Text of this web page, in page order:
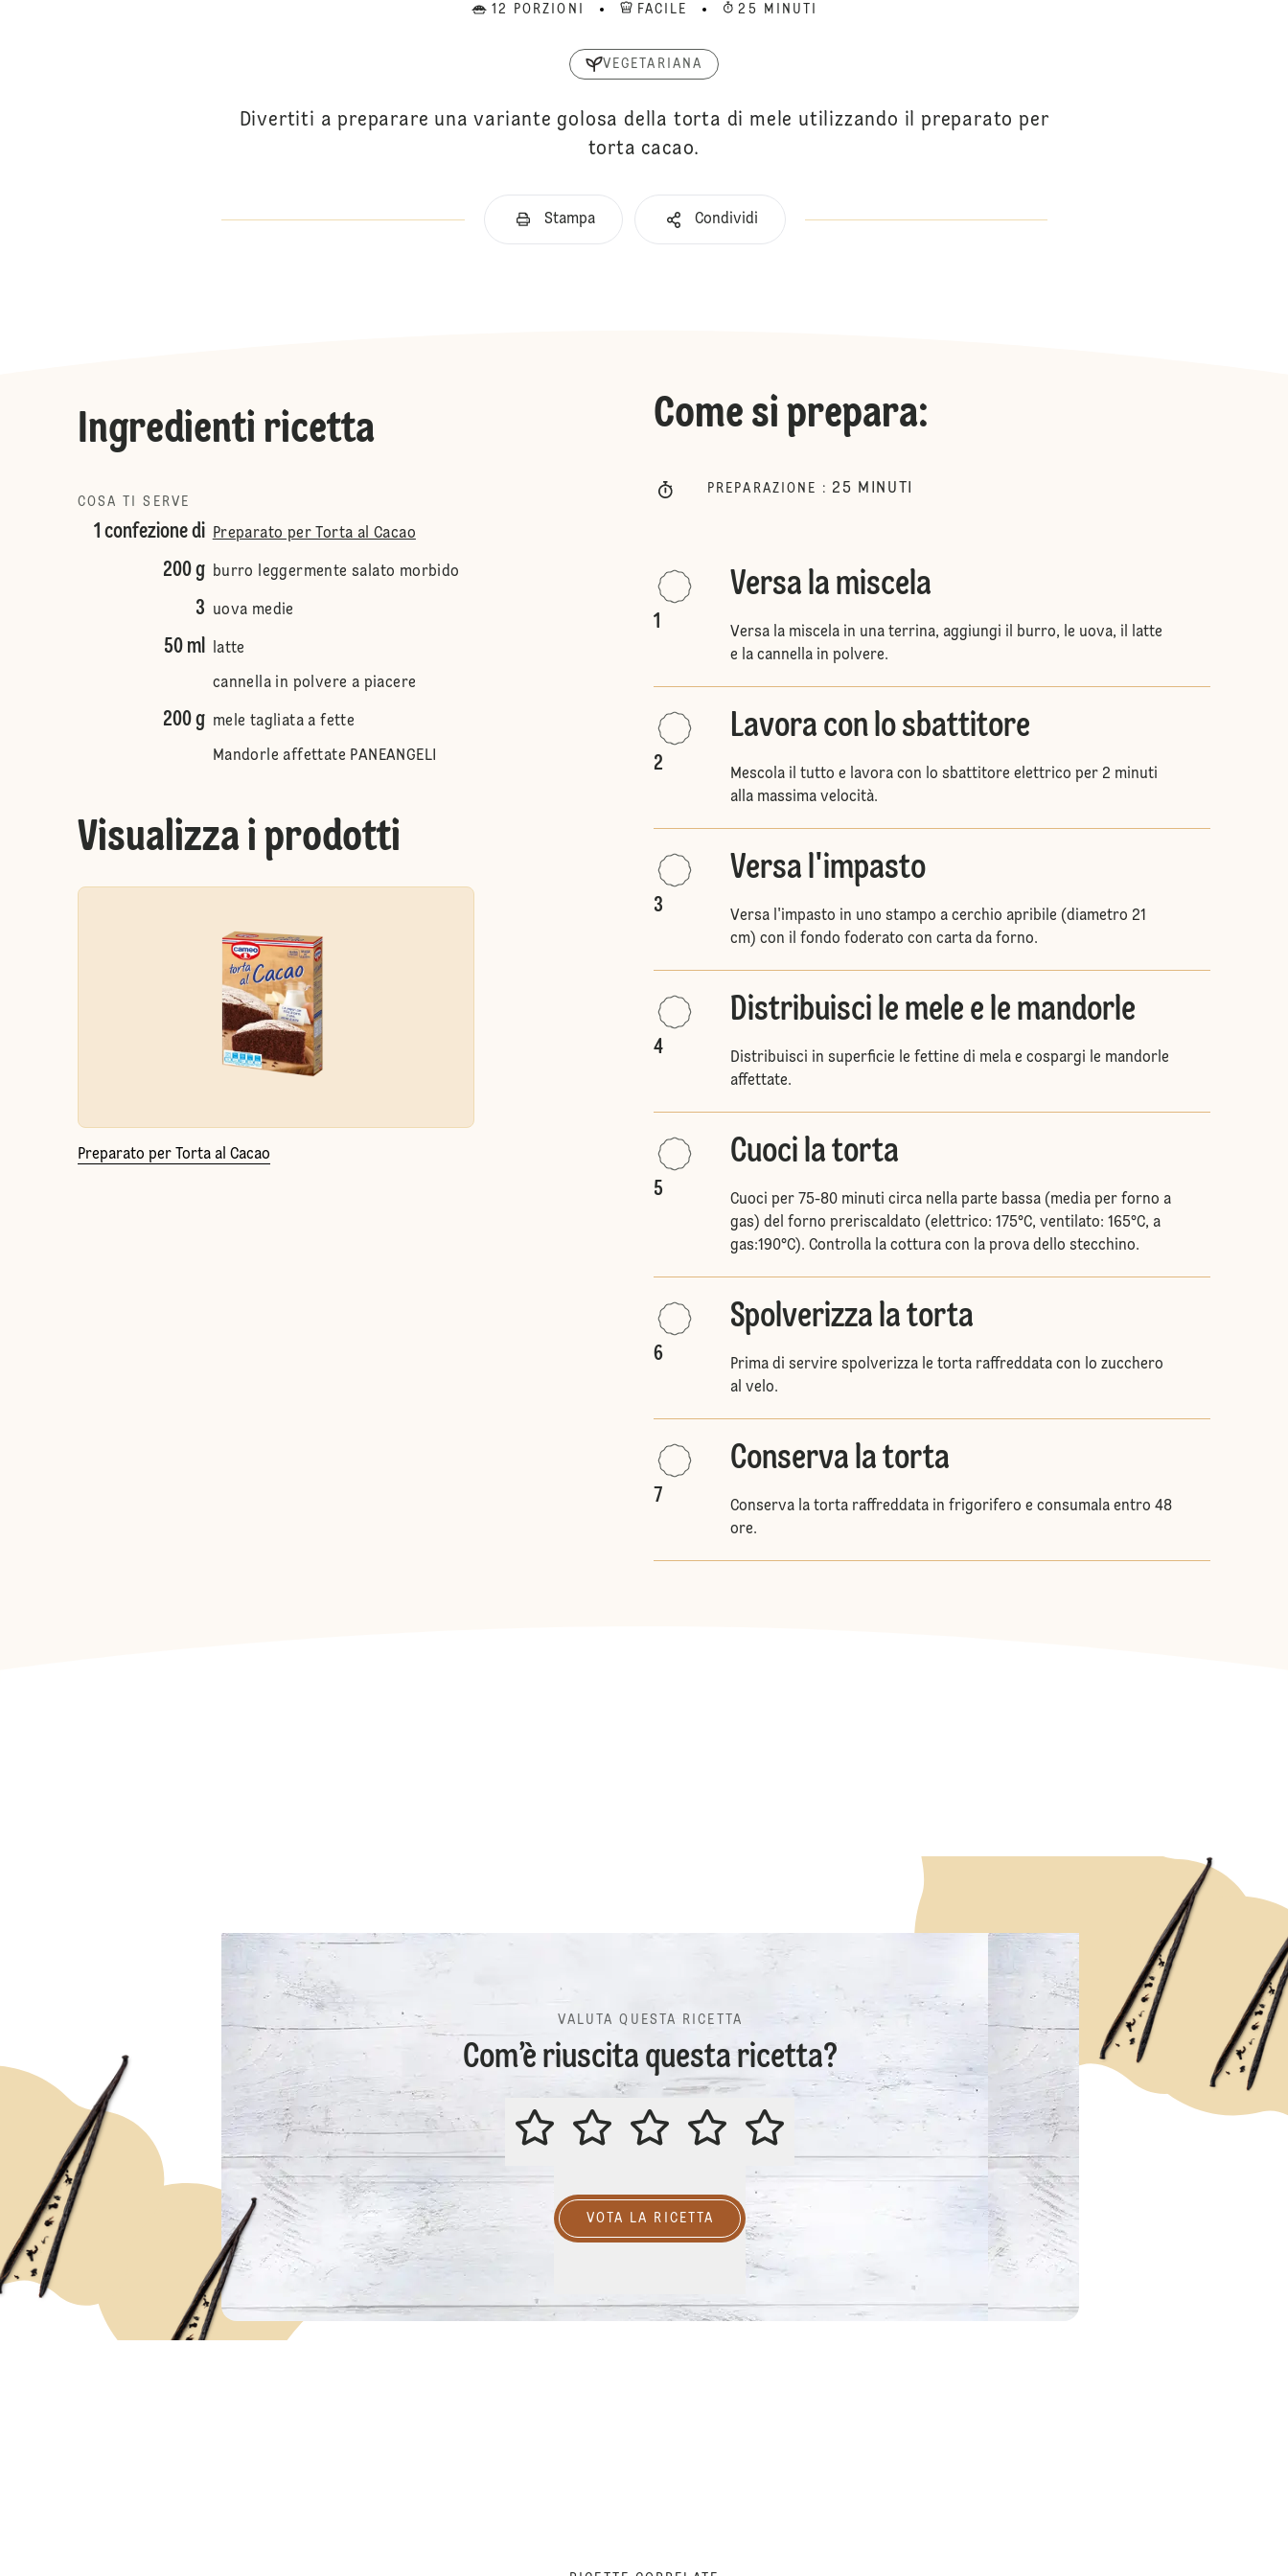
12 PORZIONI FACILE 25 MINUTI
VEGETARIANA
Divertiti a preparare una variante golosa della torta di mele utilizzando il preparato per
torta cacao.
Stampa Condividi
Ingredienti ricetta
COSA TI SERVE
1 confezione di Preparato per Torta al Cacao
200 g burro leggermente salato morbido
3 uova medie
50 ml latte
cannella in polvere a piacere
200 g mele tagliata a fette
Mandorle affettate PANEANGELI
Visualizza i prodotti
Preparato per Torta al Cacao
Come si prepara:
PREPARAZIONE : 25 MINUTI
1
Versa la miscela
Versa la miscela in una terrina, aggiungi il burro, le uova, il latte
e la cannella in polvere.
2
Lavora con lo sbattitore
Mescola il tutto e lavora con lo sbattitore elettrico per 2 minuti
alla massima velocità.
3
Versa l'impasto
Versa l'impasto in uno stampo a cerchio apribile (diametro 21
cm) con il fondo foderato con carta da forno.
4
Distribuisci le mele e le mandorle
Distribuisci in superficie le fettine di mela e cospargi le mandorle
affettate.
5
Cuoci la torta
Cuoci per 75-80 minuti circa nella parte bassa (media per forno a
gas) del forno preriscaldato (elettrico: 175°C, ventilato: 165°C, a
gas:190°C). Controlla la cottura con la prova dello stecchino.
6
Spolverizza la torta
Prima di servire spolverizza le torta raffreddata con lo zucchero
al velo.
7
Conserva la torta
Conserva la torta raffreddata in frigorifero e consumala entro 48
ore.
VALUTA QUESTA RICETTA
Com’è riuscita questa ricetta?
VALUTA QUESTA RICETTA
VOTA LA RICETTA